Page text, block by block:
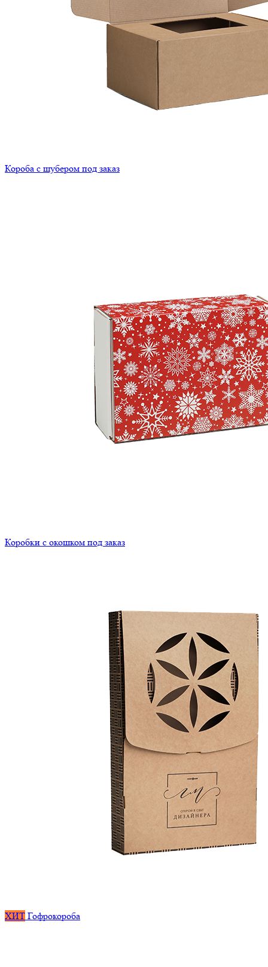
Короба с шубером под заказ
Коробки с окошком под заказ
ХИТ Гофрокороба